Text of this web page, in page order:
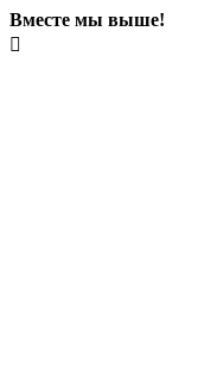
Вместе мы выше!
